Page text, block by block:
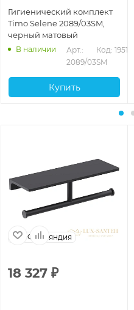
Гигиенический комплект
Timo Selene 2089/03SM,
черный матовый
В наличии
Арт.:
2089/03SM
Код: 19518
Купить
Финляндия
18 327 ₽